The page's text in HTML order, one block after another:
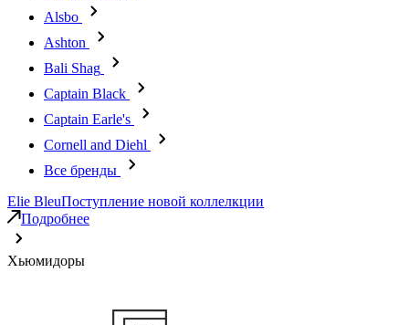
Alsbo
Ashton
Bali Shag
Captain Black
Captain Earle's
Cornell and Diehl
Все бренды
Elie BleuПоступление новой коллелкции
Подробнее
Хьюмидоры